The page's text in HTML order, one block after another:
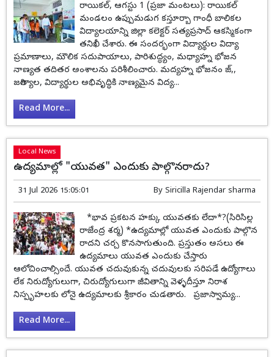
రాయికల్, ఆగస్టు 1 (ప్రజా మంటలు): రాయికల్
మండలం ఉప్పుమడుగ కస్తూర్బా గాంధీ బాలికల
విద్యాలయాన్ని జిల్లా కలెక్టర్ సత్యప్రసాద్ ఆకస్మికంగా
తనిఖీ చేశారు. ఈ సందర్భంగా విద్యార్థుల విద్యా
ప్రమాణాలు, మౌలిక సదుపాయాలు, పారిశుద్ధ్యం, మధ్యాహ్న భోజన
నాణ్యత తదితర అంశాలను పరిశీలించారు. మద్యహ్న భోజనం జ్,,
జగిత్యాల, విద్యార్థుల అభివృద్ధికి నాణ్యమైన విద్య...
Read More...
Local News
ఉద్యమాల్లో "యువత" ఎందుకు పాల్గొనరాదు?
31 Jul 2026 15:05:01 By Siricilla Rajendar sharma
*భావ ప్రకటన హక్కు యువతకు లేదా*?(సిరిసిల్ల
రాజేంద్ర శర్మ) *ఉద్యమాల్లో యువత ఎందుకు పాల్గొన
రాదని చర్చ కొనసాగుతుంది. ప్రస్తుతం అసలు ఈ
ఉద్యమాలు యువత ఎందుకు చేస్తారు
ఆలోచించాల్సిందే. యువత చదువుకున్న చదువులకు సరిపడే ఉద్యోగాలు
లేక నిరుద్యోగులుగా, చిరుద్యోగులుగా జీవితాన్ని వెళ్ళదీస్తూ నిరాశ
నిస్పృహలకు లోనై ఉద్యమాలకు శ్రీకారం చుడతారు. ప్రజాస్వామ్య...
Read More...